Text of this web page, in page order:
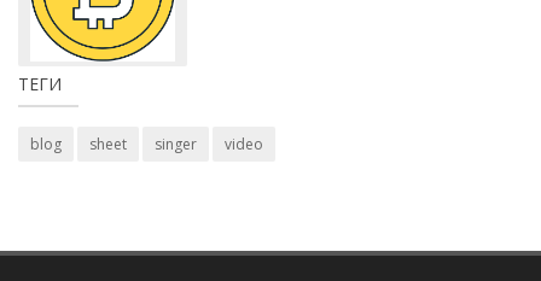
ТЕГИ
blog sheet singer video